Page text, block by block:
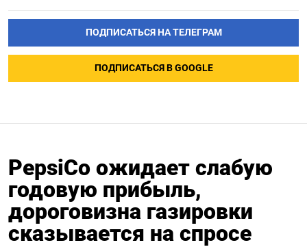
ПОДПИСАТЬСЯ НА ТЕЛЕГРАМ
ПОДПИСАТЬСЯ В GOOGLE
PepsiCo ожидает слабую
годовую прибыль,
дороговизна газировки
сказывается на спросе